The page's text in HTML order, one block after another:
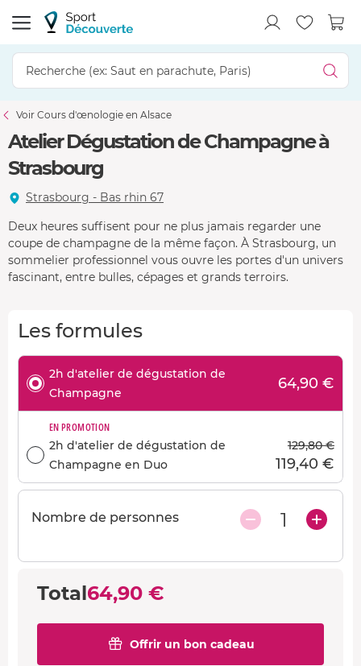
Voir Cours d'œnologie en Alsace
Atelier Dégustation de Champagne à
Strasbourg
Strasbourg - Bas rhin 67
Deux heures suffisent pour ne plus jamais regarder une
coupe de champagne de la même façon. À Strasbourg, un
sommelier professionnel vous ouvre les portes d'un univers
fascinant, entre bulles, cépages et grands terroirs.
Les formules
2h d'atelier de dégustation de
Champagne
64,90 €
EN PROMOTION
2h d'atelier de dégustation de
Champagne en Duo
129,80 €
119,40 €
Nombre de personnes 1
Total64,90 €
Offrir un bon cadeau